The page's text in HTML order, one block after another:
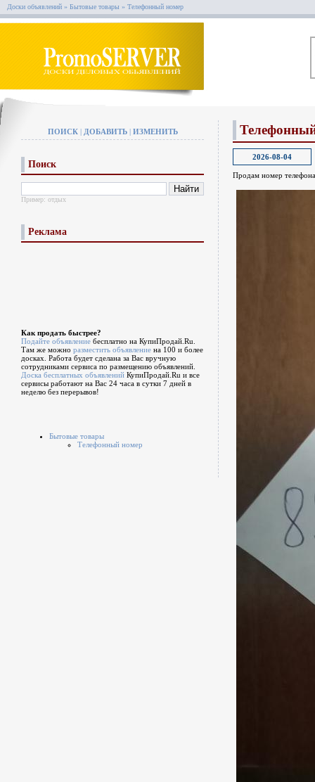
Доски объявлений » Бытовые товары » Телефонный номер
ПОИСК| ДОБАВИТЬ| ИЗМЕНИТЬ
Поиск
Пример: отдых
Реклама
Как продать быстрее?
Подайте объявление бесплатно на КупиПродай.Ru.
Там же можно разместить объявление на 100 и более
досках. Работа будет сделана за Вас вручную
сотрудниками сервиса по размещению объявлений.
Доска бесплатных объявлений КупиПродай.Ru и все
сервисы работают на Вас 24 часа в сутки 7 дней в
неделю без перерывов!
Бытовые товары
Телефонный номер
2026-08-04
Продам номер